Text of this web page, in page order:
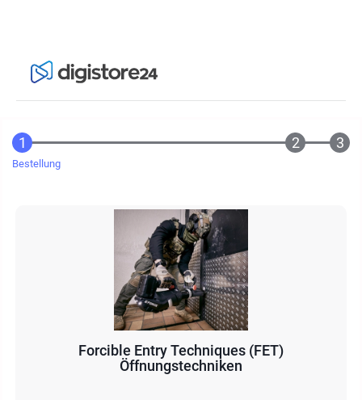
Bestellung
Forcible Entry Techniques (FET)
Öffnungstechniken